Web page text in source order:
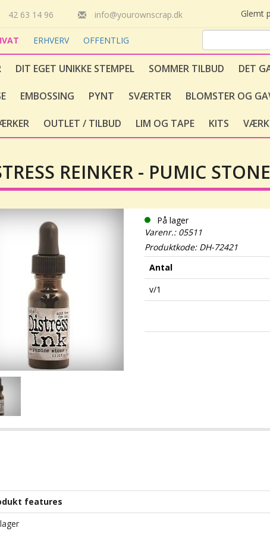
42 63 14 96 info@yourownscrap.dk Glemt
ERHVERV OFFENTLIG
DIT EGET UNIKKE STEMPEL SOMMER TILBUD DET
EMBOSSING PYNT SVÆRTER BLOMSTER OG
OUTLET / TILBUD LIM OG TAPE KITS
REINKER - PUMIC STONE
På lager
Varenr.: 05511
Produktkode: DH-72421
Antal
v/1
features